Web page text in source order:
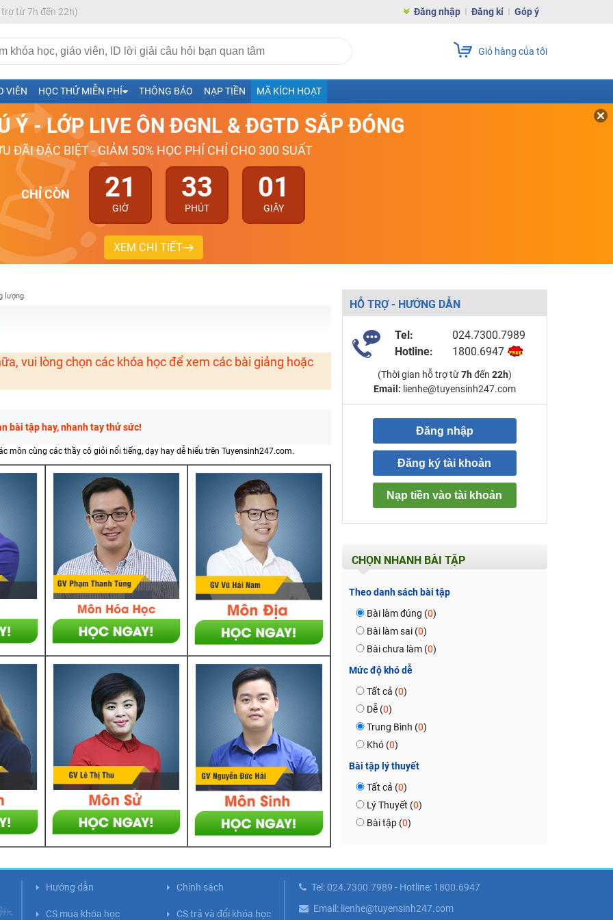
từ 7h đến 22h) Đăng nhập Đăng kí Góp ý
Giỏ hàng của tôi
VIÊN HỌC THỬ MIỄN PHÍ THÔNG BÁO NẠP TIỀN MÃ KÍCH HOẠT
Ý - LỚP LIVE ÔN ĐGNL & ĐGTD SẮP ĐÓNG
ĐÃI ĐẶC BIỆT - GIẢM 50% HỌC PHÍ CHỈ CHO 300 SUẤT
CHỈ CÒN 21
GIỜ
33
PHÚT
00
GIÂY
XEM CHI TIẾT
Sinh-Sử-Địa cùng Thầy Cô giỏi, nổi tiếng
2027
ít nhất 25 điểm
lai!
viên giỏi và nổi tiếng
lượng
vui lòng chọn các khóa học để xem các bài giảng hoặc
bài tập hay, nhanh tay thử sức!
môn cùng các thầy cô giỏi nổi tiếng, dạy hay dễ hiểu trên Tuyensinh247.com.
HỖ TRỢ - HƯỚNG DẪN
Tel:
024.7300.7989
Hotline:
1800.6947
(Thời gian hỗ trợ từ7h đến 22h)
Email: lienhe@tuyensinh247.com
Đăng nhập
Đăng ký tài khoản
Nạp tiền vào tài khoản
CHỌN NHANH BÀI TẬP
Theo danh sách bài tập
Bài làm đúng (0)
Bài làm sai (0)
Bài chưa làm (0)
Mức độ khó dễ
Tất cả (0)
Dễ (0)
Trung Bình (0)
Khó (0)
Bài tập lý thuyết
Tất cả (0)
Lý Thuyết (0)
Bài tập (0)
Hướng dẫn Chính sách
CS mua khóa học CS trả và đổi khóa học
Tel: 024.7300.7989 - Hotline: 1800.6947
Email: lienhe@tuyensinh247.com